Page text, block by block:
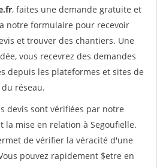
, faites une demande gratuite et
notre formulaire pour recevoir
et trouver des chantiers. Une
vous recevrez des demandes
depuis les plateformes et sites de
réseau.
devis sont vérifiées par notre
la mise en relation à Segoufielle.
de vérifier la véracité d'une
pouvez rapidement $etre en